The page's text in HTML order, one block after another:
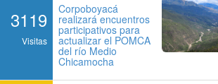
3119
Visitas
Corpoboyacá
realizará encuentros
participativos para
actualizar el POMCA
del río Medio
Chicamocha